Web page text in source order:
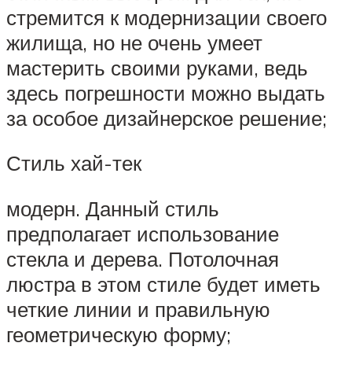
стремится к модернизации своего
жилища, но не очень умеет
мастерить своими руками, ведь
здесь погрешности можно выдать
за особое дизайнерское решение;
Стиль хай-тек
модерн. Данный стиль
предполагает использование
стекла и дерева. Потолочная
люстра в этом стиле будет иметь
четкие линии и правильную
геометрическую форму;